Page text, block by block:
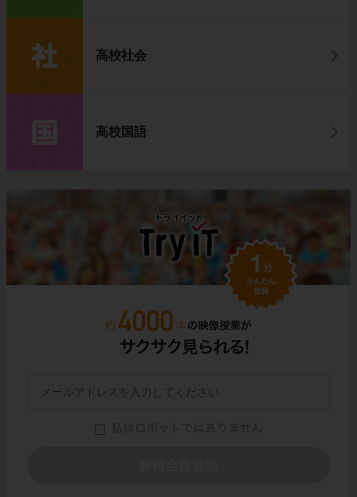
高校社会
高校国語